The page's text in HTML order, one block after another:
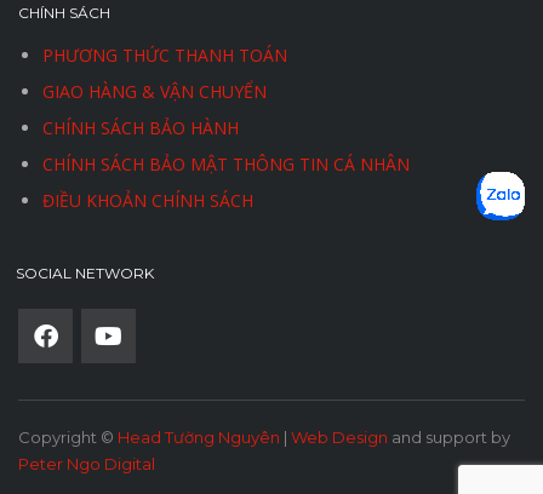
CHÍNH SÁCH
PHƯƠNG THỨC THANH TOÁN
GIAO HÀNG & VẬN CHUYỂN
CHÍNH SÁCH BẢO HÀNH
CHÍNH SÁCH BẢO MẬT THÔNG TIN CÁ NHÂN
ĐIỀU KHOẢN CHÍNH SÁCH
SOCIAL NETWORK
Copyright © Head Tường Nguyên | Web Design and support by
Peter Ngo Digital